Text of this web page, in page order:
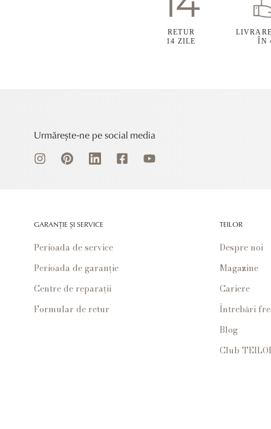
RETUR
14 ZILE
ÎN
Urmărește-ne pe social media
GARANȚIE ȘI SERVICE
Perioada de service
Perioada de garanție
Centre de reparații
Formular de retur
TEILOR
Despre noi
Magazine
Cariere
Întrebări
Blog
Club